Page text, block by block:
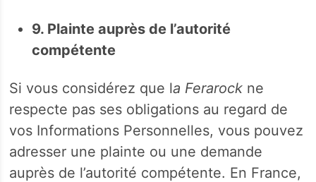
9. Plainte auprès de l’autorité
compétente
Si vous considérez que la Ferarock ne
respecte pas ses obligations au regard de
vos Informations Personnelles, vous pouvez
adresser une plainte ou une demande
auprès de l’autorité compétente. En France,